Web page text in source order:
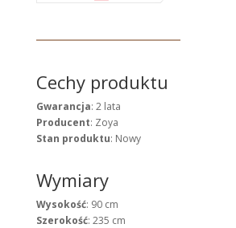
Cechy produktu
Gwarancja: 2 lata
Producent: Zoya
Stan produktu: Nowy
Wymiary
Wysokość: 90 cm
Szerokość: 235 cm